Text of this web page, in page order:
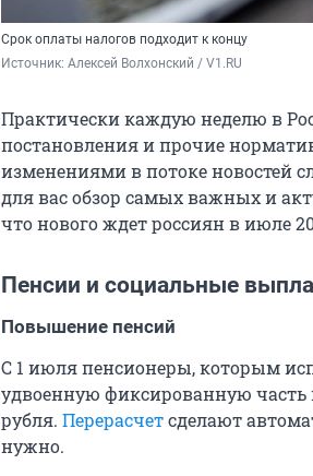
Срок оплаты налогов подходит к концу
Источник: Алексей Волхонский / V1.RU
Практически каждую неделю в
постановления и прочие
изменениями в потоке новостей
для вас обзор самых важных и
что нового ждет россиян в июле
Пенсии и социальные
Повышение пенсий
С 1 июля пенсионеры, которым
удвоенную фиксированную часть
рубля. Перерасчетсделают
нужно.